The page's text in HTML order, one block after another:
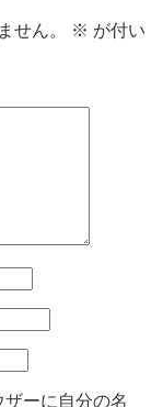
せん。 ※ が付い
ーに自分の名